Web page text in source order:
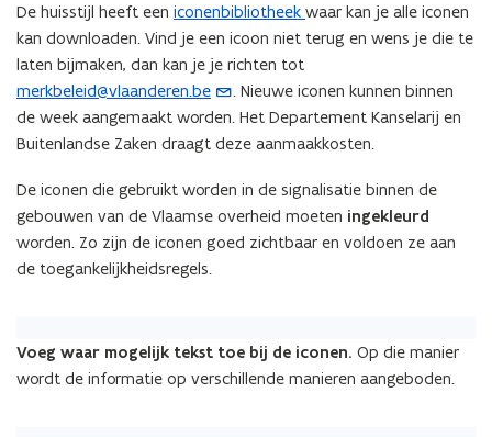
De huisstijl heeft een iconenbibliotheek waar kan je alle iconen
kan downloaden. Vind je een icoon niet terug en wens je die te
laten bijmaken, dan kan je je richten tot
merkbeleid@vlaanderen.be
(
o
p
n
t
i
n
e
-
. Nieuwe iconen kunnen binnen
de week aangemaakt worden. Het Departement Kanselarij en
Buitenlandse Zaken draagt deze aanmaakkosten.
De iconen die gebruikt worden in de signalisatie binnen de
gebouwen van de Vlaamse overheid moeten ingekleurd
worden. Zo zijn de iconen goed zichtbaar en voldoen ze aan
de toegankelijkheidsregels.
Voeg waar mogelijk tekst toe bij de iconen. Op die manier
wordt de informatie op verschillende manieren aangeboden.